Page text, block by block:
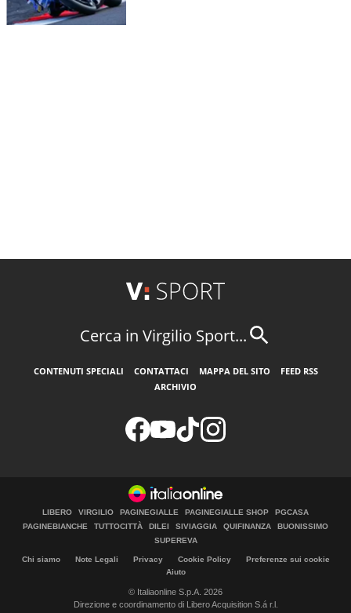
Cerca in Virgilio Sport...
CONTENUTI SPECIALI CONTATTACI MAPPA DEL SITO
FEED RSS
ARCHIVIO
LIBERO VIRGILIO PAGINEGIALLE PAGINEGIALLE SHOP
PGCASA
PAGINEBIANCHE
TUTTOCITTÀ DILEI SIVIAGGIA QUIFINANZA
BUONISSIMO
SUPEREVA
Chi siamo Note Legali Privacy Cookie Policy
Preferenze sui cookie
Aiuto
© Italiaonline S.p.A. 2026
Direzione e coordinamento di Libero Acquisition S.á r.l.